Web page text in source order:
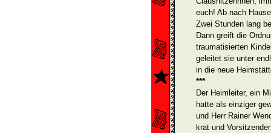
euch! Ab nach
Zwei Stunden lang
Dann greift die
traumatisierten
geleitet sie unter
in die neue
***
Der Heimleiter, ein
hatte als einziger
und Herr Rainer
krat und